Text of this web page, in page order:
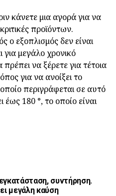
κάνετε μια αγορά για να
προϊόντων.
ο εξοπλισμός δεν είναι
για μεγάλο χρονικό
να ξέρετε για τέτοια
για να ανοίξει το
περιγράφεται σε αυτό
έως 180 °, το οποίο είναι
συντήρηση.
μεγάλη καύση